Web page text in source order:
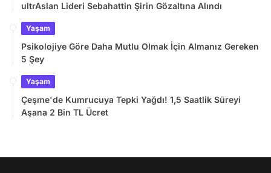
ultrAslan Lideri Sebahattin Şirin Gözaltına Alındı
Yaşam
Psikolojiye Göre Daha Mutlu Olmak İçin Almanız Gereken
5 Şey
Yaşam
Çeşme'de Kumrucuya Tepki Yağdı! 1,5 Saatlik Süreyi
Aşana 2 Bin TL Ücret